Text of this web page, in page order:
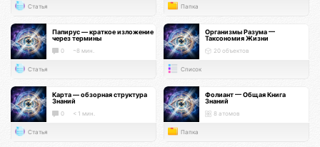
Статья Папка
Папирус — краткое изложение
через термины
0 ~8 мин.
Статья
Организмы Разума —
Таксономия Жизни
20 объектов
Список
Карта — обзорная структура
Знаний
0 < 1 мин.
Статья
Фолиант — Общая Книга
Знаний
8 атомов
Папка